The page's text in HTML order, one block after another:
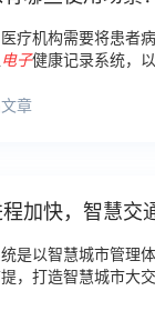
数据录入？
疗机构需要将患者
电子健康记录系统，
章
加快，智慧交
是以智慧城市管理
，打造智慧城市大